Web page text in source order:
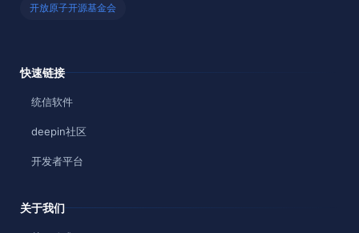
开放原子开源基金会
快速链接
统信软件
deepin社区
开发者平台
关于我们